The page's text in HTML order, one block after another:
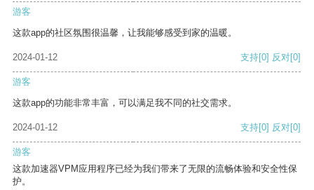
游客
这款app的社区氛围很温馨，让我能够感受到家的温暖。
2024-01-12 支持[0] 反对[0]
游客
这款app的功能非常丰富，可以满足我不同的社交需求。
2024-01-12 支持[0] 反对[0]
游客
这款加速器VPM应用程序已经为我们带来了无限的流畅体验和安全性保
护。